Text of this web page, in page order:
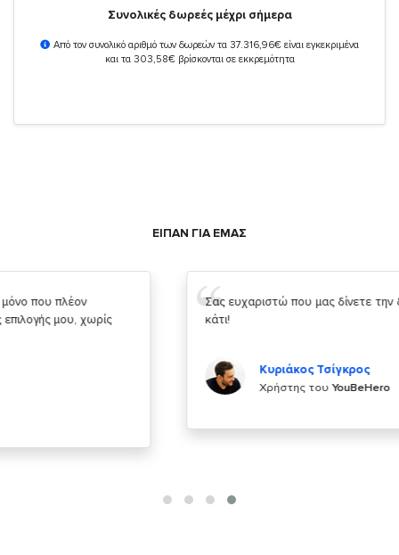
Συνολικές δωρεές μέχρι σήμερα
Από τον συνολικό αριθμό των δωρεών τα 37.316,96€ είναι εγκεκριμένα
και τα 303,58€ βρίσκονται σε εκκρεμότητα
ΕΙΠΑΝ ΓΙΑ ΕΜΑΣ
Σας ευχαριστώ που μας δίνετε την δυνατότητα να κάνουμε
κάτι!
YouBeHero